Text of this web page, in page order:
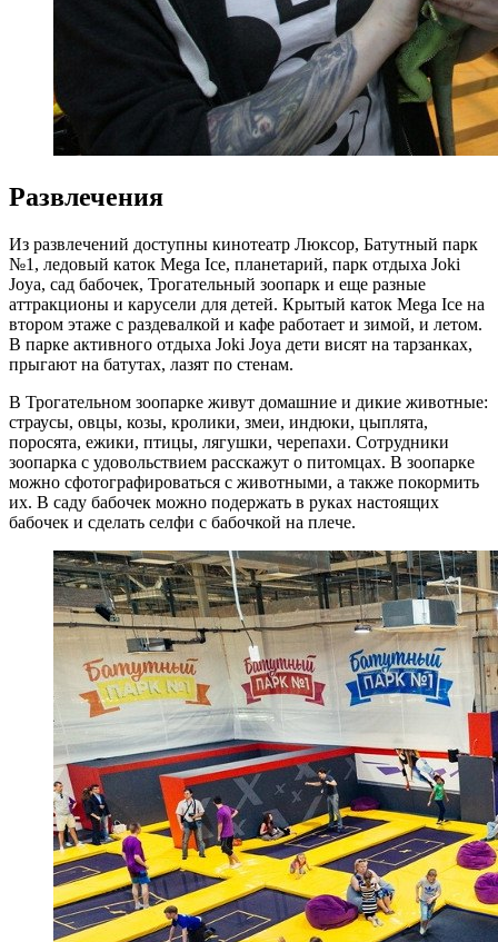
Развлечения
Из развлечений доступны кинотеатр Люксор, Батутный парк
№1, ледовый каток Mega Ice, планетарий, парк отдыха Joki
Joya, сад бабочек, Трогательный зоопарк и еще разные
аттракционы и карусели для детей. Крытый каток Mega Ice на
втором этаже с раздевалкой и кафе работает и зимой, и летом.
В парке активного отдыха Joki Joya дети висят на тарзанках,
прыгают на батутах, лазят по стенам.
В Трогательном зоопарке живут домашние и дикие животные:
страусы, овцы, козы, кролики, змеи, индюки, цыплята,
поросята, ежики, птицы, лягушки, черепахи. Сотрудники
зоопарка с удовольствием расскажут о питомцах. В зоопарке
можно сфотографироваться с животными, а также покормить
их. В саду бабочек можно подержать в руках настоящих
бабочек и сделать селфи с бабочкой на плече.